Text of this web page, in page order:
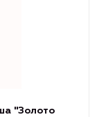
"Золото